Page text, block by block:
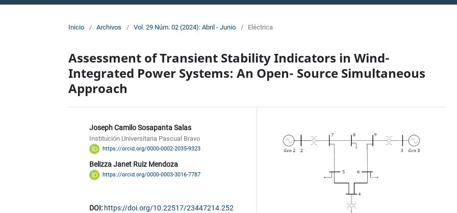
Inicio / Archivos / Vol. 29 Núm. 02 (2024): Abril - Junio / Eléctrica
Assessment of Transient Stability Indicators in Wind-
Integrated Power Systems: An Open- Source Simultaneous
Approach
Joseph Camilo Sosapanta Salas
Institución Universitaria Pascual Bravo
https://orcid.org/0000-0002-2035-9323
Belizza Janet Ruiz Mendoza
https://orcid.org/0000-0003-3016-7787
DOI: https://doi.org/10.22517/23447214.252